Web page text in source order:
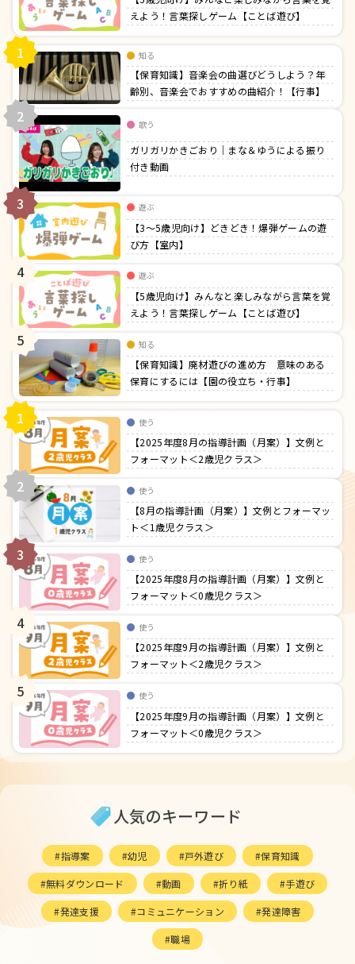
えよう！言葉探しゲーム【ことば遊び】
1 知る
【保育知識】音楽会の曲選びどうしよう？年
齢別、音楽会でおすすめの曲紹介！【行事】
2 歌う
ガリガリかきごおり｜まな＆ゆうによる振り
付き動画
3 遊ぶ
【3〜5歳児向け】どきどき！爆弾ゲームの遊
び方【室内】
4 遊ぶ
【5歳児向け】みんなと楽しみながら言葉を覚
えよう！言葉探しゲーム【ことば遊び】
5 知る
【保育知識】廃材遊びの進め方 意味のある
保育にするには【園の役立ち・行事】
1 使う
【2025年度8月の指導計画（月案）】文例と
フォーマット＜2歳児クラス＞
2 使う
【8月の指導計画（月案）】文例とフォーマッ
ト＜1歳児クラス＞
3 使う
【2025年度8月の指導計画（月案）】文例と
フォーマット＜0歳児クラス＞
4 使う
【2025年度9月の指導計画（月案）】文例と
フォーマット＜2歳児クラス＞
5 使う
【2025年度9月の指導計画（月案）】文例と
フォーマット＜0歳児クラス＞
人気のキーワード
指導案 幼児 戸外遊び 保育知識
無料ダウンロード 動画 折り紙 手遊び
発達支援 コミュニケーション 発達障害
職場